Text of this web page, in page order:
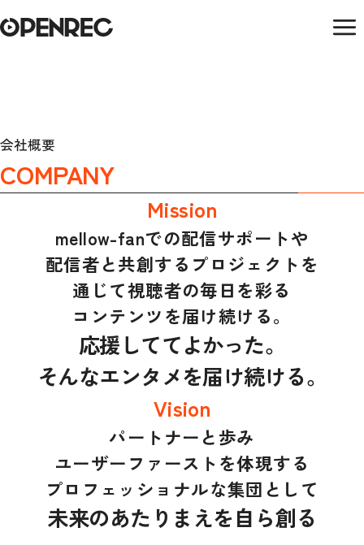
会社概要
COMPANY
Mission
mellow-fanでの配信サポートや
配信者と共創するプロジェクトを
通じて視聴者の毎日を彩る
コンテンツを届け続ける。
応援しててよかった。
そんなエンタメを届け続ける。
Vision
パートナーと歩み
ユーザーファーストを体現する
プロフェッショナルな集団として
未来のあたりまえを自ら創る